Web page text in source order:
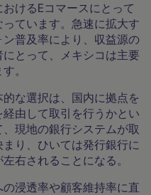
けるEコマースにとって
ています。急速に拡大す
普及率により、収益源の
とって、メキシコは主要
。
な選択は、国内に拠点を
由して取引を行うかとい
現地の銀行システムが取
り、ひいては発行銀行に
右されることになる。
浸透率や顧客維持率に直